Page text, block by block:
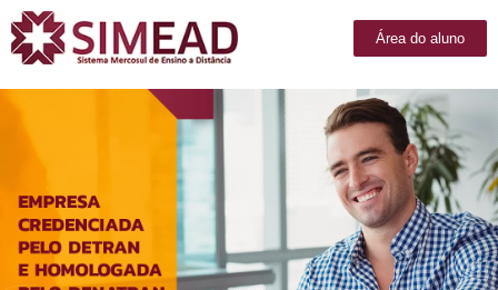
Área do aluno